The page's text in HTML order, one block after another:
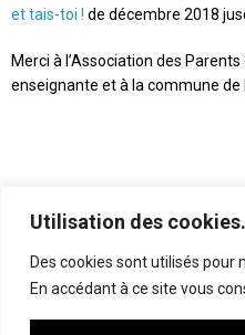
Utilisation des
Des cookies sont utilisés pour
En accédant à ce site vous
et tais-toi ! de décembre 2018
Merci à l’Association des Parents
enseignante et à la commune
Sois sage et tais-toi !
Marseille (13)→